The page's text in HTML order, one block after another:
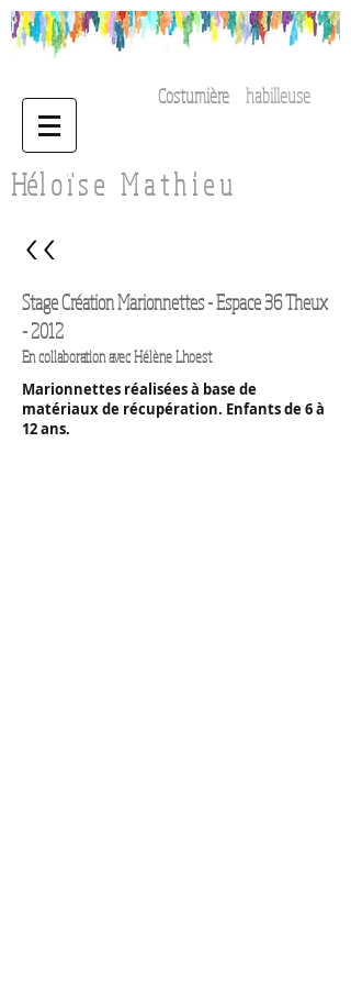
Costumière habilleuse
Hél o ï s eM a t h i e u
<<
Stage Création Marionnettes - Espace 36 Theux
- 2012
En collaboration avec Hélène Lhoest​
Marionnettes réalisées à base de
matériaux de récupération. Enfants de 6 à
12 ans.